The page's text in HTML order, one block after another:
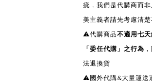
疵，我們是代購商而
美主義者請先考慮清
⚠️代購商品不適用七
「委任代購」之行為
法退換貨
⚠️國外代購&大量運送